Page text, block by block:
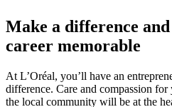
Make a difference
career memorable
At L’Oréal, you’ll have an
difference. Care and compassion for
the local community will be at the